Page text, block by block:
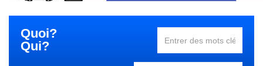
Quoi?
Qui?